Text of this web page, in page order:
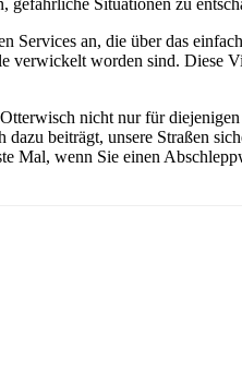
gefährliche Situationen zu
Services an, die über das
worden sind. Diese
nicht nur für
dazu beiträgt, unsere Straßen
Mal, wenn Sie einen